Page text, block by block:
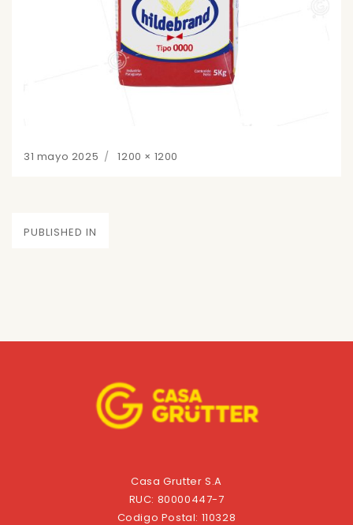
Posted
31 mayo 2025
Full
1200 × 1200
Navegación
PUBLISHED IN
Casa Grutter S.A
RUC: 80000447-7
Codigo Postal: 110328